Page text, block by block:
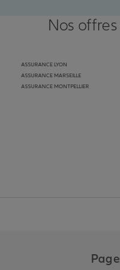
Nos
ASSURANCE LYON
ASSURANCE MARSEILLE
ASSURANCE MONTPELLIER